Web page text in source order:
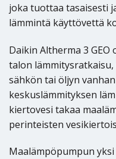
joka tuottaa tasaisesti
lämmintä käyttövettä
Daikin Altherma 3
talon
sähkön tai öljyn
keskuslämmityksen
kiertovesi takaa
perinteisten
Maalämpöpumpun